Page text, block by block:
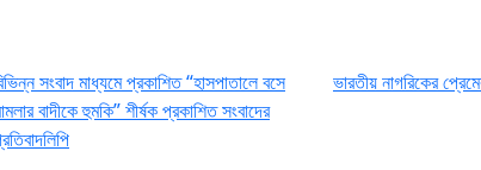
সংবাদ মাধ্যমে প্রকাশিত “হাসপাতালে বসে
বাদীকে হুমকি” শীর্ষক প্রকাশিত সংবাদের
ভারতীয় নাগরিকের